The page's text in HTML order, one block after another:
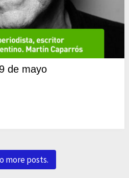
de mayo
more posts.